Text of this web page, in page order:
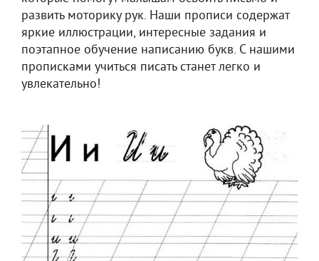
развить моторику рук. Наши прописи содержат
яркие иллюстрации, интересные задания и
поэтапное обучение написанию букв. С нашими
прописками учиться писать станет легко и
увлекательно!